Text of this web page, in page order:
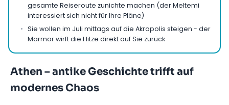
gesamte Reiseroute zunichte machen (der Meltemi
interessiert sich nicht für Ihre Pläne)
Sie wollen im Juli mittags auf die Akropolis steigen - der
Marmor wirft die Hitze direkt auf Sie zurück
Athen – antike Geschichte trifft auf
modernes Chaos